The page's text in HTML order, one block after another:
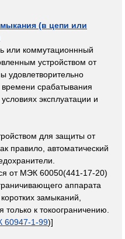
(в цепи или
или коммутационнный
устройством от
удовлетворительно
времени срабатывания
эксплуатации и
для защиты от
правило, автоматический
от МЭК 60050(441-17-20)
аппарата
замыканий,
только к токоограничению.
60947-1-99)]